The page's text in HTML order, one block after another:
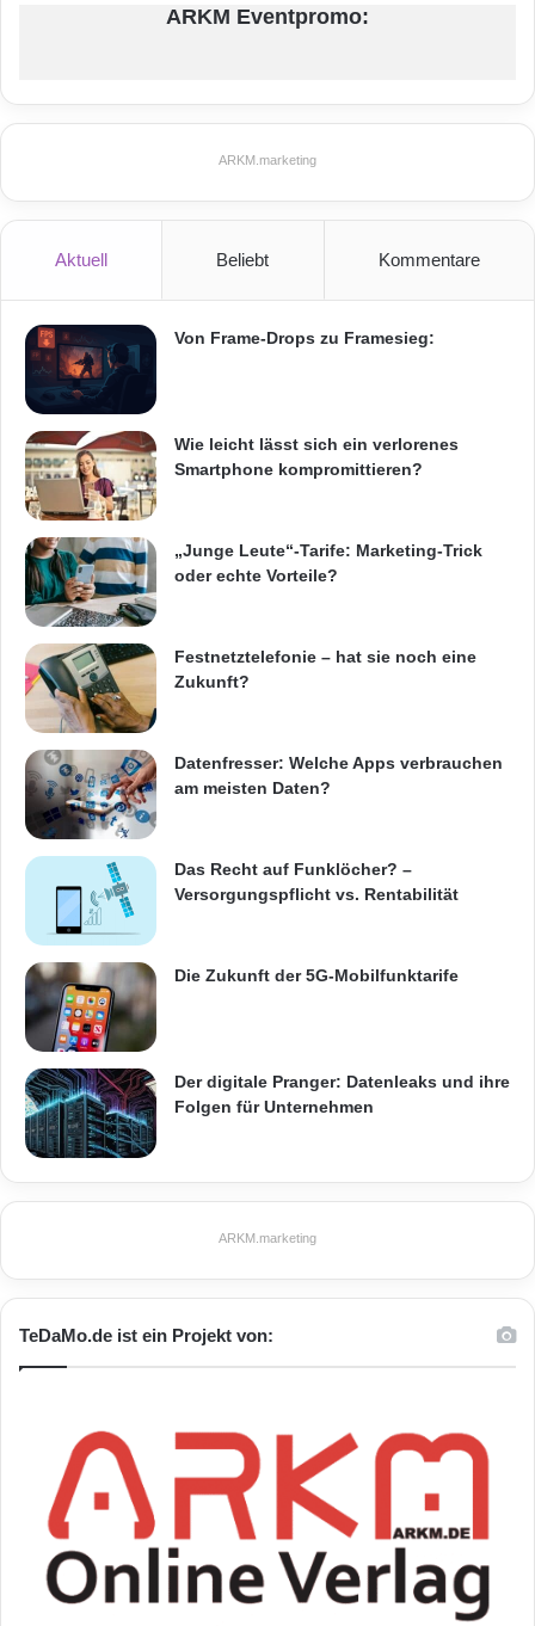
ARKM Eventpromo:
ARKM.marketing
Aktuell Beliebt Kommentare
Von Frame-Drops zu Framesieg:
Wie leicht lässt sich ein verlorenes
Smartphone kompromittieren?
„Junge Leute“-Tarife: Marketing-Trick
oder echte Vorteile?
Festnetztelefonie – hat sie noch eine
Zukunft?
Datenfresser: Welche Apps verbrauchen
am meisten Daten?
Das Recht auf Funklöcher? –
Versorgungspflicht vs. Rentabilität
Die Zukunft der 5G-Mobilfunktarife
Der digitale Pranger: Datenleaks und ihre
Folgen für Unternehmen
ARKM.marketing
TeDaMo.de ist ein Projekt von: